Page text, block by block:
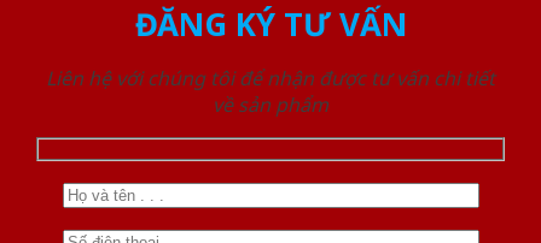
ĐĂNG KÝ TƯ VẤN
Liên hệ với chúng tôi để nhận được tư vấn chi tiết
về sản phẩm